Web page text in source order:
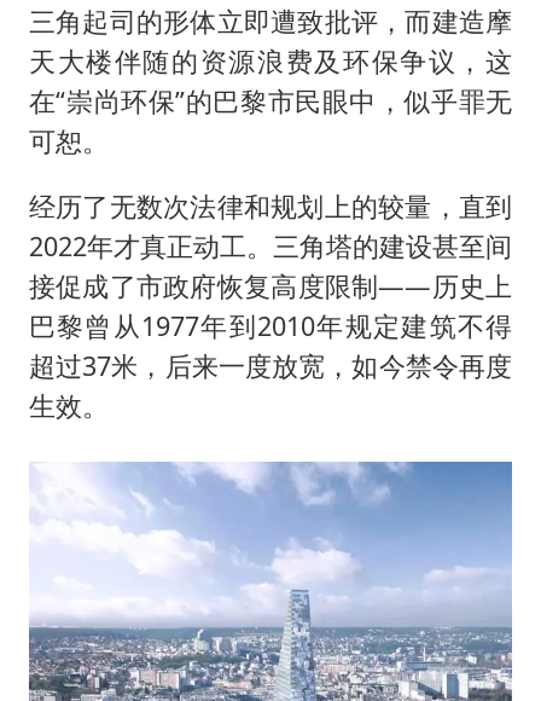
三角起司的形体立即遭致批评，而建造摩
天大楼伴随的资源浪费及环保争议，这
在“崇尚环保”的巴黎市民眼中，似乎罪无
可恕。
经历了无数次法律和规划上的较量，直到
2022年才真正动工。三角塔的建设甚至间
接促成了市政府恢复高度限制——历史上
巴黎曾从1977年到2010年规定建筑不得
超过37米，后来一度放宽，如今禁令再度
生效。